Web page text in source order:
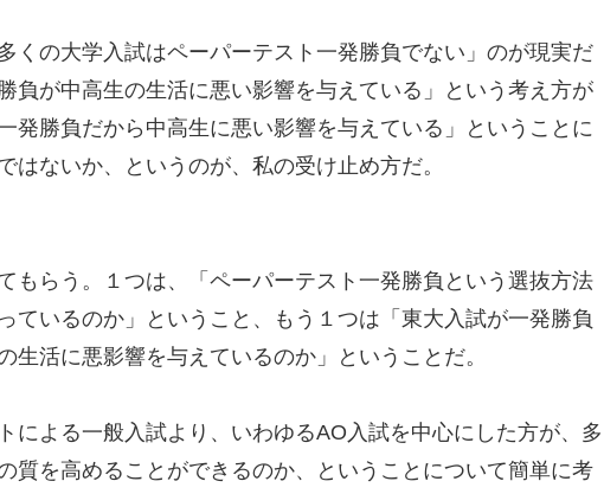
くの大学入試はペーパーテスト一発勝負でない」のが現実だ
負が中高生の生活に悪い影響を与えている」という考え方が
発勝負だから中高生に悪い影響を与えている」ということに
はないか、というのが、私の受け止め方だ。
もらう。１つは、「ペーパーテスト一発勝負という選抜方法
ているのか」ということ、もう１つは「東大入試が一発勝負
生活に悪影響を与えているのか」ということだ。
による一般入試より、いわゆるAO入試を中心にした方が、多
質を高めることができるのか、ということについて簡単に考